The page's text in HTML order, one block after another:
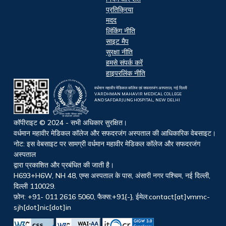
प्रतिक्रिया
मदद
लिंकिंग नीति
साइट मैप
सुरक्षा नीति
हमसे संपर्क करें
हाइपरलिंक नीति
वर्धमान महावीर मेडिकल कॉलेज एवं सफदरजंग अस्पताल, नई दिल्ली
VARDHMAN MAHAVIR MEDICAL COLLEGE
AND SAFDARJUNG HOSPITAL, NEW DELHI
कॉपीराइट © 2024 - सभी अधिकार सुरक्षित।
वर्धमान महावीर मेडिकल कॉलेज और सफदरजंग अस्पताल की आधिकारिक वेबसाइट।
नोट: इस वेबसाइट पर सामग्री वर्धमान महावीर मेडिकल कॉलेज और सफदरजंग
अस्पताल
द्वारा प्रकाशित और प्रबंधित की जाती है।
H693+H6W, NH 48, एम्स अस्पताल के पास, अंसारी नगर पश्चिम, नई दिल्ली,
दिल्ली 110029.
फ़ोन: +91- 011 2616 5060, फैक्स:+91{-}, ईमेल:contact[at]vmmc-
sjh[dot]nic[dot]in